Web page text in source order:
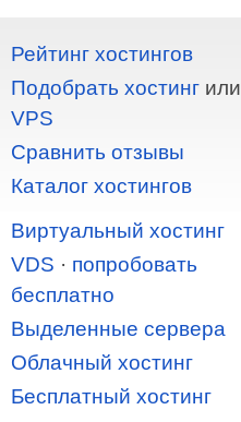
Рейтинг хостингов
Подобрать хостинг или
VPS
Сравнить отзывы
Каталог хостингов
Виртуальный хостинг
VDS · попробовать
бесплатно
Выделенные сервера
Облачный хостинг
Бесплатный хостинг